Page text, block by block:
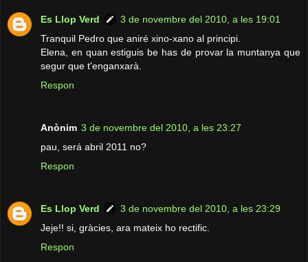
Es Llop Verd
3 de novembre del 2010, a les 19:01
Tranquil Pedro que aniré xino-xano al principi.
Elena, en quan estiguis be has de provar la muntanya que
segur que t'enganxarà.
Respon
Anònim 3 de novembre del 2010, a les 23:27
pau, será abril 2011 no?
Respon
Es Llop Verd
3 de novembre del 2010, a les 23:29
Jeje!! si, gràcies, ara mateix ho rectific.
Respon